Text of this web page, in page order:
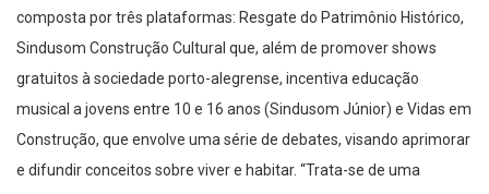
composta por três plataformas: Resgate do Patrimônio Histórico,
Sindusom Construção Cultural que, além de promover shows
gratuitos à sociedade porto-alegrense, incentiva educação
musical a jovens entre 10 e 16 anos (Sindusom Júnior) e Vidas em
Construção, que envolve uma série de debates, visando aprimorar
e difundir conceitos sobre viver e habitar. “Trata-se de uma